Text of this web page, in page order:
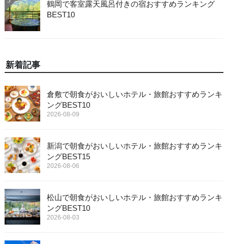
鶴岡で客室露天風呂付きの宿おすすめランキング
BEST10
新着記事
倉敷で朝食がおいしいホテル・旅館おすすめランキ
ングBEST10
2026-08-09
新潟で朝食がおいしいホテル・旅館おすすめランキ
ングBEST15
2026-08-06
松山で朝食がおいしいホテル・旅館おすすめランキ
ングBEST10
2026-08-03